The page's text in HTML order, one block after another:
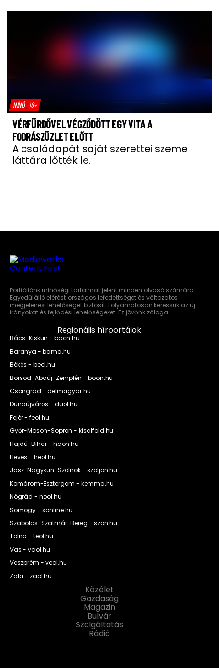
NÍNÓ 18+
VÉRFÜRDŐVEL VÉGZŐDÖTT EGY VITA A
FODRÁSZÜZLET ELŐTT
A családapát saját szerettei szeme
láttára lőtték le.
Portfóliónk minőségi tartalmat jelent minden olvasó számára.
Egyedülálló elérést, országos lefedettséget és változatos
megjelenési lehetőséget biztosít. Folyamatosan keressük az új
irányokat és fejlődési lehetőségeket. Ez jövőnk záloga.
Regionális hírportálok
Bács-Kiskun - baon.hu
Baranya - bama.hu
Békés - beol.hu
Borsod-Abaúj-Zemplén - boon.hu
Csongrád - delmagyar.hu
Dunaújváros - duol.hu
Fejér - feol.hu
Győr-Moson-Sopron - kisalfold.hu
Hajdú-Bihar - haon.hu
Heves - heol.hu
Jász-Nagykun-Szolnok - szoljon.hu
Komárom-Esztergom - kemma.hu
Nógrád - nool.hu
Somogy - sonline.hu
Szabolcs-Szatmár-Bereg - szon.hu
Tolna - teol.hu
Vas - vaol.hu
Veszprém - veol.hu
Zala - zaol.hu
Közélet
Gazdaság
Magazin
Bulvár
Szolgáltatás
Rádió